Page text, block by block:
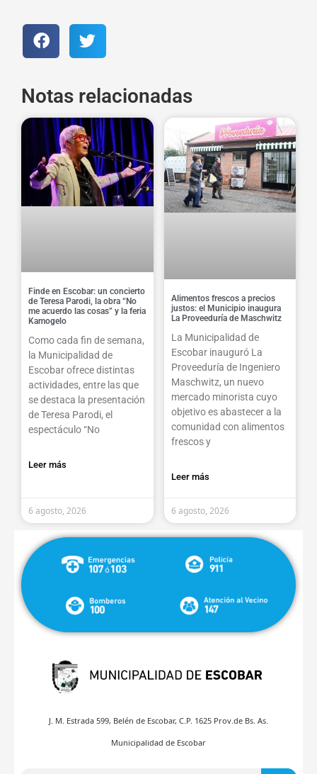
Notas relacionadas
Finde en Escobar: un concierto
de Teresa Parodi, la obra “No
me acuerdo las cosas” y la feria
Kamogelo
Como cada fin de semana,
la Municipalidad de
Escobar ofrece distintas
actividades, entre las que
se destaca la presentación
de Teresa Parodi, el
espectáculo “No
Leer más
6 agosto, 2026
Alimentos frescos a precios
justos: el Municipio inaugura
La Proveeduría de Maschwitz
La Municipalidad de
Escobar inauguró La
Proveeduría de Ingeniero
Maschwitz, un nuevo
mercado minorista cuyo
objetivo es abastecer a la
comunidad con alimentos
frescos y
Leer más
6 agosto, 2026
J. M. Estrada 599, Belén de Escobar, C.P. 1625 Prov.de Bs. As.
Municipalidad de Escobar